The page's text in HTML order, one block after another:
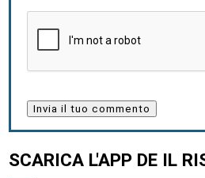
SCARICA L'APP DE IL